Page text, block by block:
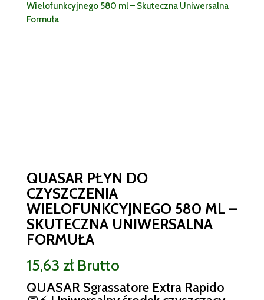
Wielofunkcyjnego 580 ml – Skuteczna Uniwersalna
Formuła
QUASAR PŁYN DO
CZYSZCZENIA
WIELOFUNKCYJNEGO 580 ML –
SKUTECZNA UNIWERSALNA
FORMUŁA
15,63 zł Brutto
QUASAR Sgrassatore Extra Rapido